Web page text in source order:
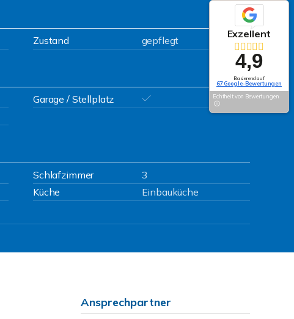
Zustand gepflegt
Garage / Stellplatz
Schlafzimmer
3
Küche
Einbauküche
Ansprechpartner
Exzellent
4,9
Basierend auf
67 Google-Bewertungen
Echtheit von Bewertungen